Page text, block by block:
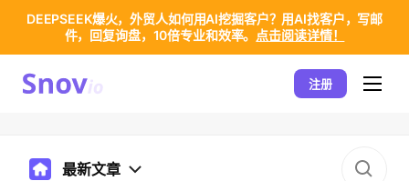
注册
最新文章
DEEPSEEK爆火，外贸人如何用AI挖掘客户？用AI找客户，写邮
件，回复询盘，10倍专业和效率。 点击阅读详情！